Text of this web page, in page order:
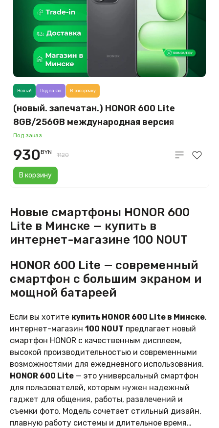
(новый. запечатан.) HONOR 600 Lite
8GB/256GB международная версия
(вельветовый черный)
Под заказ
В корзину
Новый Под заказ В рассрочку
930BYN 1120
Новые смартфоны HONOR 600
Lite в Минске — купить в
интернет-магазине 100 NOUT
HONOR 600 Lite — современный
смартфон с большим экраном и
мощной батареей
Если вы хотите купить HONOR 600 Lite в Минске,
интернет-магазин 100 NOUT предлагает новый
смартфон HONOR с качественным дисплеем,
высокой производительностью и современными
возможностями для ежедневного использования.
HONOR 600 Lite — это универсальный смартфон
для пользователей, которым нужен надежный
гаджет для общения, работы, развлечений и
съемки фото. Модель сочетает стильный дизайн,
плавную работу системы и длительное время